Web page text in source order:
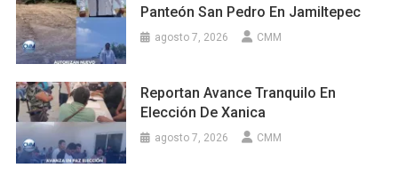
Panteón San Pedro En Jamiltepec
agosto 7, 2026 CMM
Reportan Avance Tranquilo En
Elección De Xanica
agosto 7, 2026 CMM